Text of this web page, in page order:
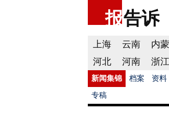
报告诉
上海 云南 内
河北
河南 浙江
新闻集锦 档案 资料
专稿